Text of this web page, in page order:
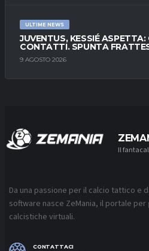
ULTIME NEWS
JUVENTUS, KESSIÉ
CONTATTI. SPUNTA
9 AGOSTO 2026
Il
Da una passione per il calcio tattico e
software nasce ZeMania, il portale per
calcistiche virtuali.
CONTATTACI